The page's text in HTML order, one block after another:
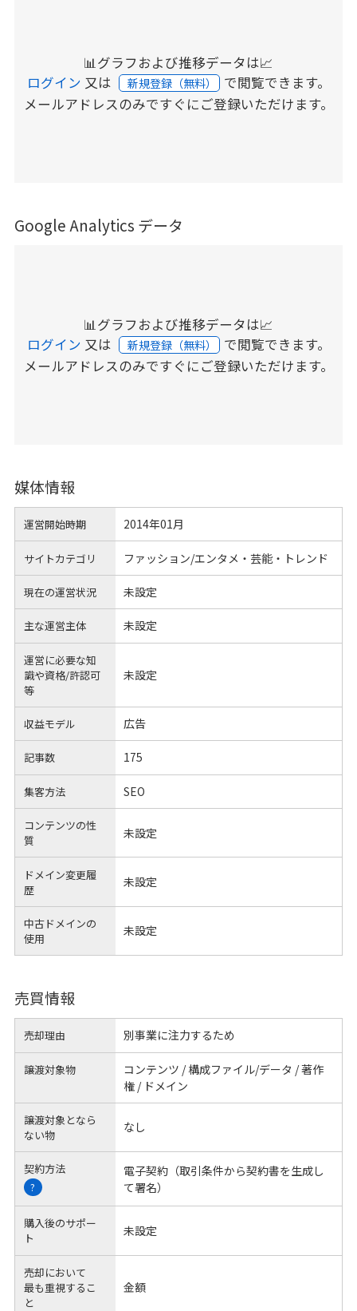
📊グラフおよび推移データは📈
ログイン 又は 新規登録（無料） で閲覧できます。
メールアドレスのみですぐにご登録いただけます。
Google Analytics データ
📊グラフおよび推移データは📈
ログイン 又は 新規登録（無料） で閲覧できます。
メールアドレスのみですぐにご登録いただけます。
媒体情報
運営開始時期 2014年01月
サイトカテゴリ ファッション/エンタメ・芸能・トレンド
現在の運営状況 未設定
主な運営主体 未設定
運営に必要な知
識や資格/許認可
等
未設定
収益モデル 広告
記事数 175
集客方法 SEO
コンテンツの性
質
未設定
ドメイン変更履
歴
未設定
中古ドメインの
使用
未設定
売買情報
売却理由 別事業に注力するため
譲渡対象物
コンテンツ / 構成ファイル/データ / 著作
権 / ドメイン
譲渡対象となら
ない物
なし
契約方法
?
電子契約（取引条件から契約書を生成し
て署名）
購入後のサポー
ト
未設定
売却において
最も重視するこ
と
金額